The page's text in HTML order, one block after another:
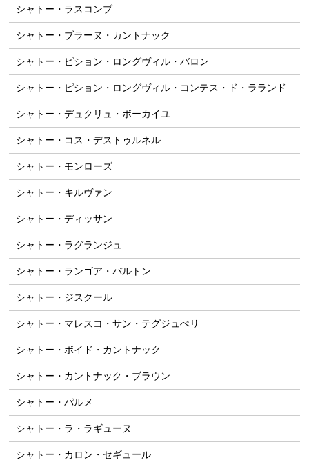
シャトー・ラスコンブ
シャトー・ブラーヌ・カントナック
シャトー・ピション・ロングヴィル・バロン
シャトー・ピション・ロングヴィル・コンテス・ド・ラランド
シャトー・デュクリュ・ボーカイユ
シャトー・コス・デストゥルネル
シャトー・モンローズ
シャトー・キルヴァン
シャトー・ディッサン
シャトー・ラグランジュ
シャトー・ランゴア・バルトン
シャトー・ジスクール
シャトー・マレスコ・サン・テグジュぺリ
シャトー・ボイド・カントナック
シャトー・カントナック・ブラウン
シャトー・パルメ
シャトー・ラ・ラギューヌ
シャトー・カロン・セギュール